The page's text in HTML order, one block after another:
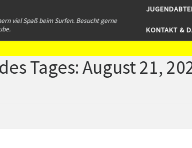
viel Spaß beim Surfen. Besucht gerne
KONTAKT &
Tages:August 21,